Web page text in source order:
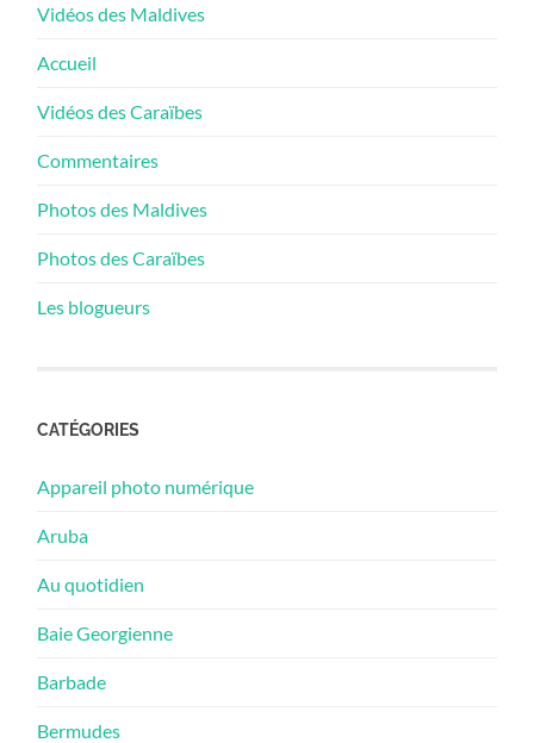
Vidéos des Maldives
Accueil
Vidéos des Caraïbes
Commentaires
Photos des Maldives
Photos des Caraïbes
Les blogueurs
CATÉGORIES
Appareil photo numérique
Aruba
Au quotidien
Baie Georgienne
Barbade
Bermudes